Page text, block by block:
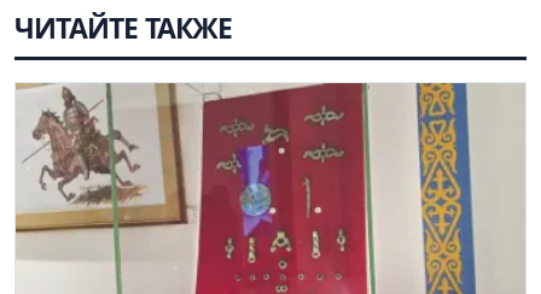
ЧИТАЙТЕ ТАКЖЕ